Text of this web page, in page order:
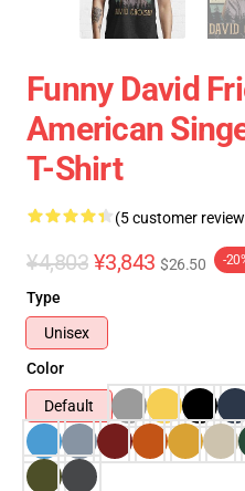
Funny David
American
T-Shirt
(5 customer
¥4,803 ¥3,843 $26.50 -
Type
Unisex
Color
Default